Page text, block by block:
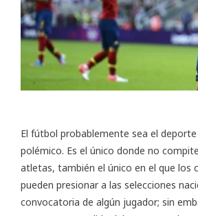
El fútbol probablemente sea el
polémico. Es el único donde no
atletas, también el único en el que los
pueden presionar a las selecciones
convocatoria de algún jugador; sin